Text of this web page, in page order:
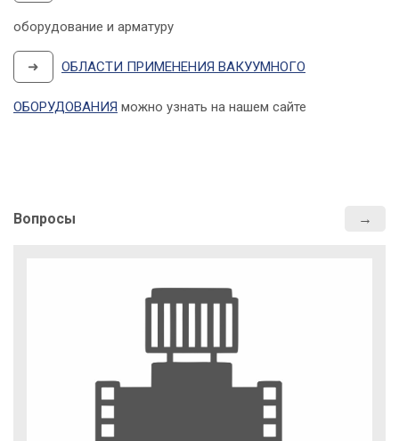
оборудование и арматуру
➜ ОБЛАСТИ ПРИМЕНЕНИЯ ВАКУУМНОГО
ОБОРУДОВАНИЯ можно узнать на нашем сайте
Вопросы